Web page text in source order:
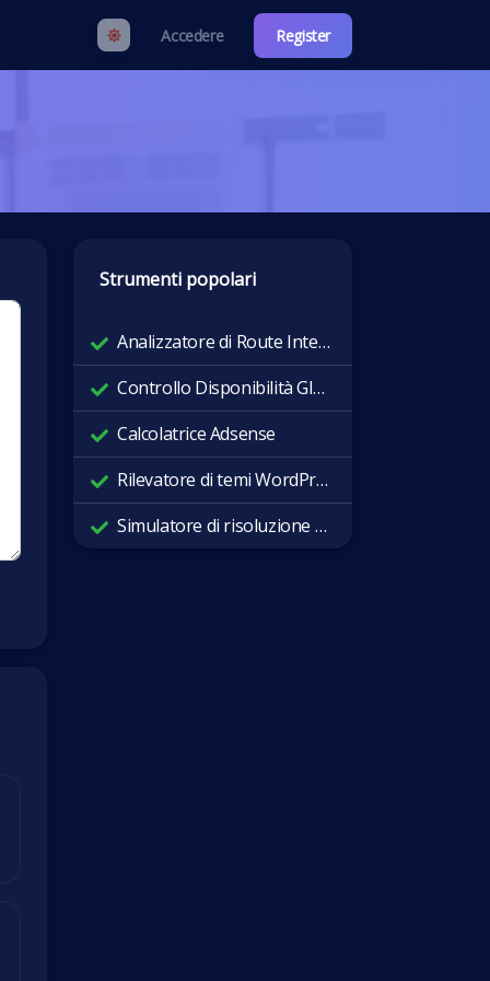
Accedere Register
Strumenti popolari
Analizzatore di Route Internet
Controllo Disponibilità Globale
Calcolatrice Adsense
Rilevatore di temi WordPress
Simulatore di risoluzione dello schermo